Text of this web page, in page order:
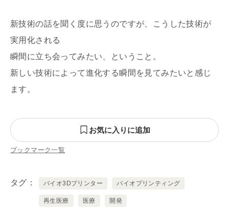
新技術の話を聞く度に思うのですが、こうした技術が
実用化される
瞬間に立ち会ってみたい、ということ。
新しい技術によって進化する瞬間を見てみたいと感じ
ます。
お気に入りに追加
ブックマーク一覧
タグ バイオ3Dプリンター バイオプリンティング
再生医療 医療 開発